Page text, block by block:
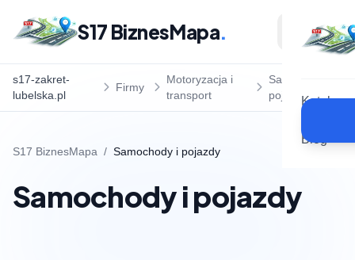
S17 BiznesMapa.
Katalog
Blog
s17-zakret-
lubelska.pl
Firmy
Motoryzacja i
transport
Samochody i
pojazdy
S17 BiznesMapa / Samochody i pojazdy
Samochody i pojazdy